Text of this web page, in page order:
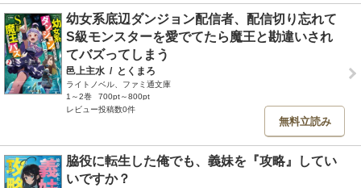
幼女系底辺ダンジョン配信者、配信切り忘れて
S級モンスターを愛でてたら魔王と勘違いされ
てバズってしまう
邑上主水 / とくまろ
ライトノベル、ファミ通文庫
1～2巻
700pt～800pt
レビュー投稿数0件
無料立読み
脇役に転生した俺でも、義妹を『攻略』してい
いですか？